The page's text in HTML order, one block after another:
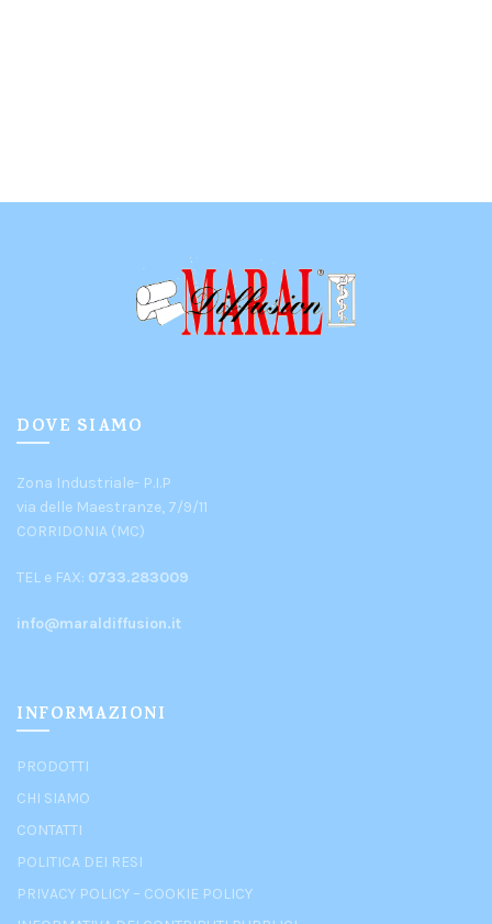
DOVE SIAMO
Zona Industriale- P.I.P
via delle Maestranze, 7/9/11
CORRIDONIA (MC)
TEL e FAX: 0733.283009
info@maraldiffusion.it
INFORMAZIONI
PRODOTTI
CHI SIAMO
CONTATTI
POLITICA DEI RESI
PRIVACY POLICY – COOKIE POLICY